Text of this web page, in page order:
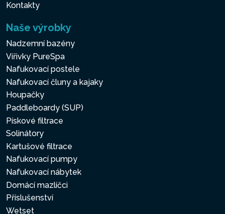
Kontakty
Naše výrobky
Nadzemní bazény
Vířivky PureSpa
Nafukovací postele
Nafukovací čluny a kajaky
Houpačky
Paddleboardy (SUP)
Pískové filtrace
Solinátory
Kartušové filtrace
Nafukovací pumpy
Nafukovací nábytek
Domácí mazlíčci
Příslušenství
Wetset